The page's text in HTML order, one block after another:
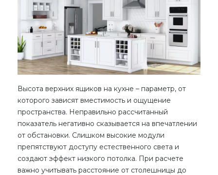
Высота верхних ящиков на кухне – параметр, от
которого зависят вместимость и ощущение
пространства. Неправильно рассчитанный
показатель негативно сказывается на впечатлении
от обстановки. Слишком высокие модули
препятствуют доступу естественного света и
создают эффект низкого потолка. При расчете
важно учитывать расстояние от столешницы до